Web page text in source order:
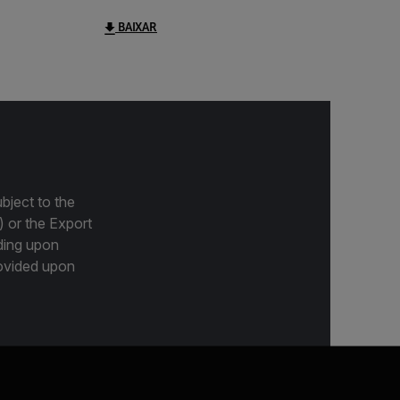
BAIXAR
to the
or the Export
upon
upon